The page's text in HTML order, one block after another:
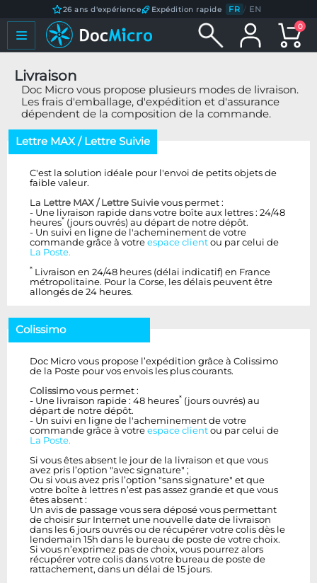
26 ans d'expérience Expédition rapide FR / EN
0
Livraison
Doc Micro vous propose plusieurs modes de livraison.
Les frais d'emballage, d'expédition et d'assurance
dépendent de la composition de la commande.
Lettre MAX / Lettre Suivie
C'est la solution idéale pour l'envoi de petits objets de
faible valeur.
La Lettre MAX / Lettre Suivie vous permet :
- Une livraison rapide dans votre boîte aux lettres : 24/48
heures* (jours ouvrés) au départ de notre dépôt.
- Un suivi en ligne de l'acheminement de votre
commande grâce à votre espace client ou par celui de
La Poste.
* Livraison en 24/48 heures (délai indicatif) en France
métropolitaine. Pour la Corse, les délais peuvent être
allongés de 24 heures.
Colissimo
Doc Micro vous propose l’expédition grâce à Colissimo
de la Poste pour vos envois les plus courants.
Colissimo vous permet :
- Une livraison rapide : 48 heures* (jours ouvrés) au
départ de notre dépôt.
- Un suivi en ligne de l'acheminement de votre
commande grâce à votre espace client ou par celui de
La Poste.
Si vous êtes absent le jour de la livraison et que vous
avez pris l’option "avec signature" ;
Ou si vous avez pris l’option "sans signature" et que
votre boîte à lettres n’est pas assez grande et que vous
êtes absent :
Un avis de passage vous sera déposé vous permettant
de choisir sur Internet une nouvelle date de livraison
dans les 6 jours ouvrés ou de récupérer votre colis dès le
lendemain 15h dans le bureau de poste de votre choix.
Si vous n’exprimez pas de choix, vous pourrez alors
récupérer votre colis dans votre bureau de poste de
rattachement, dans un délai de 15 jours.